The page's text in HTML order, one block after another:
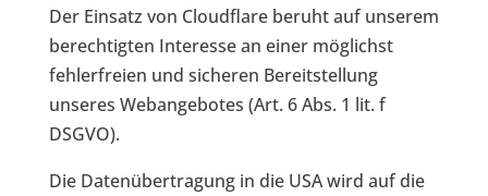
Der Einsatz von Cloudflare beruht auf unserem
berechtigten Interesse an einer möglichst
fehlerfreien und sicheren Bereitstellung
unseres Webangebotes (Art. 6 Abs. 1 lit. f
DSGVO).
Die Datenübertragung in die USA wird auf die